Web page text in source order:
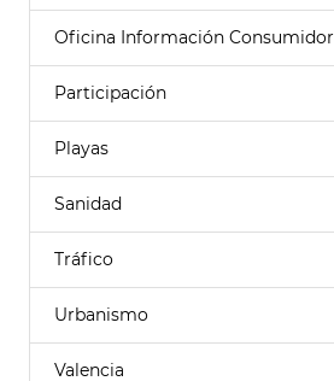
Oficina Información Consumidor
Participación
Playas
Sanidad
Tráfico
Urbanismo
Valencia